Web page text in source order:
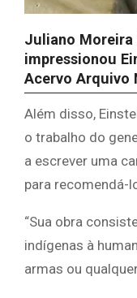
Juliano
impressionou
Acervo Arquivo
Além disso,
o trabalho do
a escrever uma
para recomendá-
“Sua obra
indígenas à
armas ou